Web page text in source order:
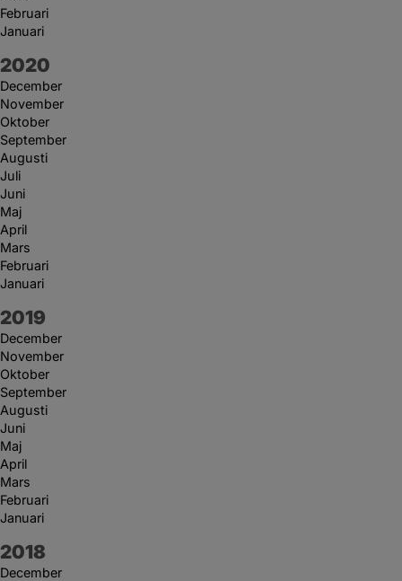
Februari
Januari
År:
2020
December
November
Oktober
September
Augusti
Juli
Juni
Maj
April
Mars
Februari
Januari
År:
2019
December
November
Oktober
September
Augusti
Juni
Maj
April
Mars
Februari
Januari
År:
2018
December